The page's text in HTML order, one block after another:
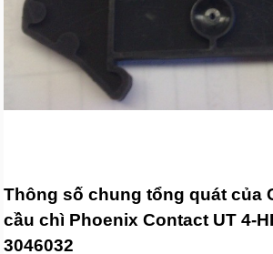
Thông số chung tổng quát của
cầu chì Phoenix Contact UT 4-
3046032